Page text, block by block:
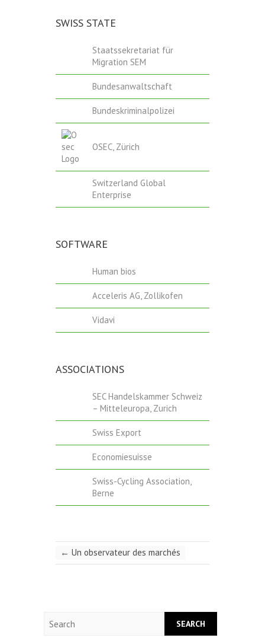
SWISS STATE
Staatssekretariat für
Migration SEM
Bundesanwaltschaft
Bundeskriminalpolizei
OSEC, Zürich
Switzerland Global
Enterprise
SOFTWARE
Human bios
Acceleris AG, Zollikofen
Vidavi
ASSOCIATIONS
SEC Handelskammer Schweiz
– Mitteleuropa, Zurich
Swiss Export
Economiesuisse
Swiss-Cycling Association,
Berne
← Un observateur des marchés